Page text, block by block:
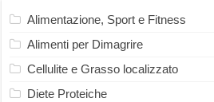
Alimentazione, Sport e Fitness
Alimenti per Dimagrire
Cellulite e Grasso localizzato
Diete Proteiche